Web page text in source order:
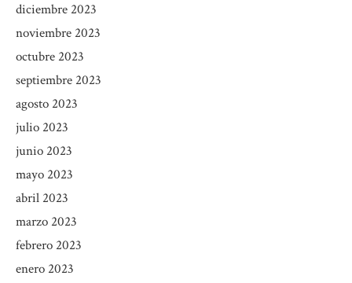
diciembre 2023
noviembre 2023
octubre 2023
septiembre 2023
agosto 2023
julio 2023
junio 2023
mayo 2023
abril 2023
marzo 2023
febrero 2023
enero 2023